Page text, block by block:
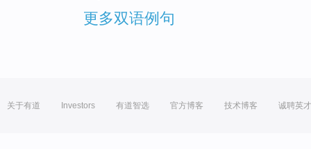
更多双语例句
关于有道 Investors 有道智选 官方博客 技术博客 诚聘英才